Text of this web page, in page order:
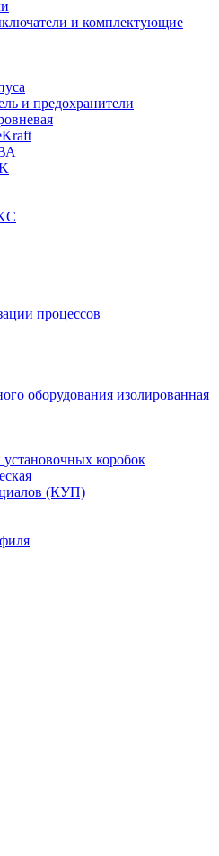
и комплектующие
и предохранители
процессов
оборудования изолированная
коробок
(КУП)